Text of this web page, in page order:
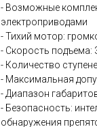
- Возможные
электроприводами
- Тихий мотор:
- Скорость подъема:
- Количество
- Максимальная
- Диапазон
- Безопасность:
обнаружения